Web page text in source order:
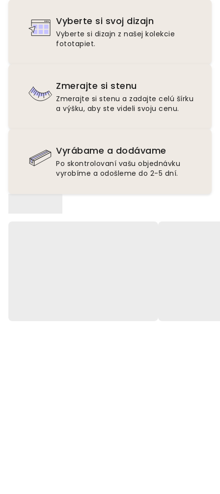
Vyberte si svoj dizajn
Vyberte si dizajn z našej kolekcie
fototapiet.
Zmerajte si stenu
Zmerajte si stenu a zadajte celú šírku
a výšku, aby ste videli svoju cenu.
Vyrábame a dodávame
Po skontrolovaní vašu objednávku
vyrobíme a odošleme do 2-5 dní.